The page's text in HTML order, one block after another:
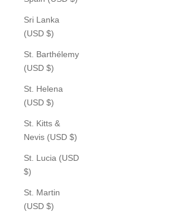
Sri Lanka
(USD $)
St. Barthélemy
(USD $)
St. Helena
(USD $)
St. Kitts &
Nevis (USD $)
St. Lucia (USD
$)
St. Martin
(USD $)